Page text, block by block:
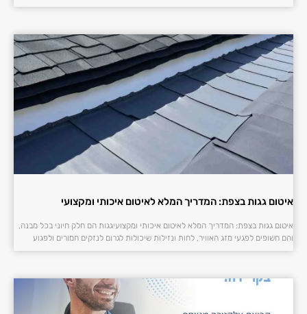
איטום גגות בצפת: המדריך המלא לאיטום איכותי ומקצועי
איטום גגות בצפת: המדריך המלא לאיטום איכותי ומקצועיגגות הם חלק חיוני בכל מבנה,
והם חשופים לפגעי מזג האוויר, לחות ונזילות שיכולות לגרום לנזקים חמורים ולפגוע